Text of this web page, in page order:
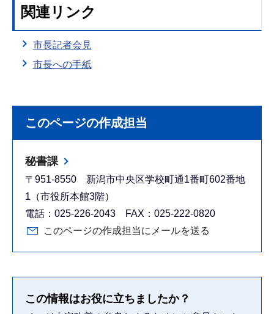
関連リンク
市長記者会見
市長への手紙
このページの作成担当
秘書課
〒951-8550 新潟市中央区学校町通1番町602番地
1（市役所本館3階）
電話：025-226-2043 FAX：025-222-0820
このページの作成担当にメールを送る
この情報はお役に立ちましたか？